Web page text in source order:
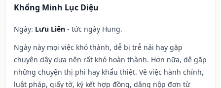
Khổng Minh Lục Diệu
Ngày: Lưu Liên - tức ngày Hung.
Ngày này mọi việc khó thành, dễ bị trễ nải hay gặp
chuyện dây dưa nên rất khó hoàn thành. Hơn nữa, dễ gặp
những chuyện thị phi hay khẩu thiệt. Về việc hành chính,
luật pháp, giấy tờ, ký kết hợp đồng, dâng nộp đơn từ